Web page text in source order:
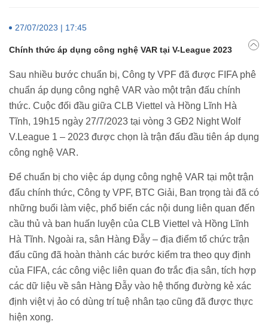
27/07/2023 | 17:45
Chính thức áp dụng công nghệ VAR tại V-League 2023
Sau nhiều bước chuẩn bị, Công ty VPF đã được FIFA phê
chuẩn áp dụng công nghệ VAR vào một trận đấu chính
thức. Cuộc đối đầu giữa CLB Viettel và Hồng Lĩnh Hà
Tĩnh, 19h15 ngày 27/7/2023 tại vòng 3 GĐ2 Night Wolf
V.League 1 – 2023 được chọn là trận đấu đầu tiên áp dụng
công nghệ VAR.
Để chuẩn bị cho việc áp dụng công nghệ VAR tại một trận
đấu chính thức, Công ty VPF, BTC Giải, Ban trọng tài đã có
những buổi làm việc, phổ biến các nội dung liên quan đến
cầu thủ và ban huấn luyện của CLB Viettel và Hồng Lĩnh
Hà Tĩnh. Ngoài ra, sân Hàng Đẫy – địa điểm tổ chức trận
đấu cũng đã hoàn thành các bước kiểm tra theo quy định
của FIFA, các công việc liên quan đo trắc địa sân, tích hợp
các dữ liệu về sân Hàng Đẫy vào hệ thống đường kẻ xác
định việt vị ảo có dùng trí tuệ nhân tạo cũng đã được thực
hiện xong.